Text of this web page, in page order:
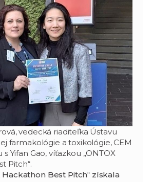
vedecká riaditeľka Ústavu
farmakológie a toxikológie, CEM
s Yifan Gao, víťazkou „ONTOX
Pitch“.
Hackathon Best Pitch“ získala